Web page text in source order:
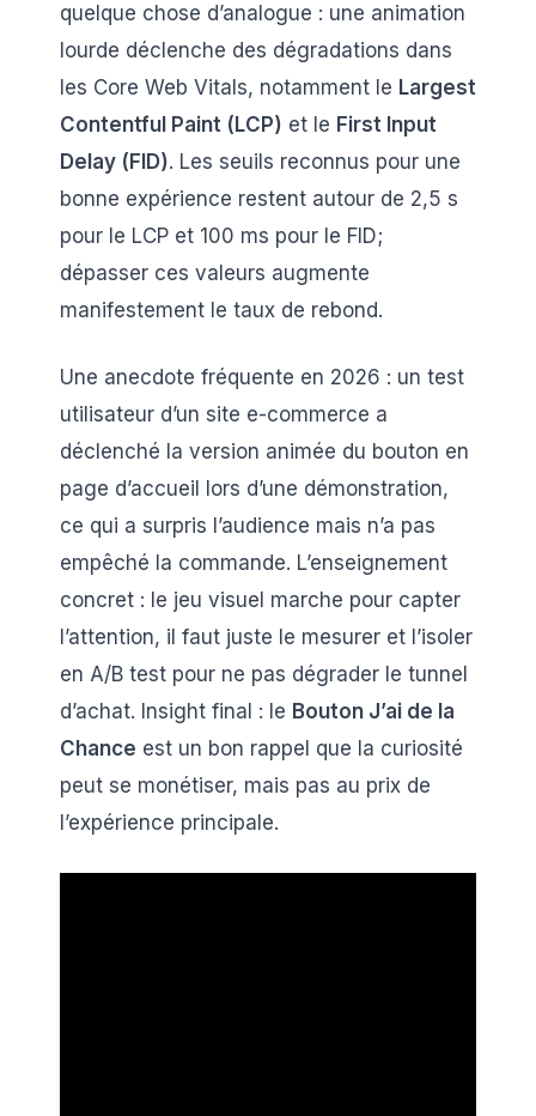
quelque chose d’analogue : une animation
lourde déclenche des dégradations dans
les Core Web Vitals, notamment le Largest
Contentful Paint (LCP) et le First Input
Delay (FID). Les seuils reconnus pour une
bonne expérience restent autour de 2,5 s
pour le LCP et 100 ms pour le FID;
dépasser ces valeurs augmente
manifestement le taux de rebond.
Une anecdote fréquente en 2026 : un test
utilisateur d’un site e-commerce a
déclenché la version animée du bouton en
page d’accueil lors d’une démonstration,
ce qui a surpris l’audience mais n’a pas
empêché la commande. L’enseignement
concret : le jeu visuel marche pour capter
l’attention, il faut juste le mesurer et l’isoler
en A/B test pour ne pas dégrader le tunnel
d’achat. Insight final : le Bouton J’ai de la
Chance est un bon rappel que la curiosité
peut se monétiser, mais pas au prix de
l’expérience principale.